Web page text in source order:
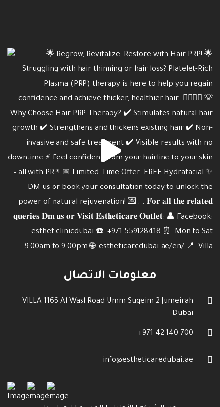
معلومات الاتصال
VILLA 1166 Al Wasl Road Umm Suqeim 2 Jumeirah
Dubai
700 140 42 971+
info@estheticaredubai.ae